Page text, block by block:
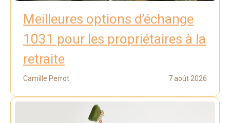
Meilleures options d’échange
1031 pour les propriétaires à la
retraite
Camille Perrot 7 août 2026